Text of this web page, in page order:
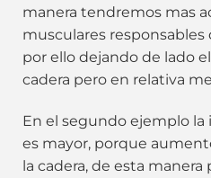
manera tendremos mas
musculares
por ello dejando de lado
cadera pero en relativa
En el segundo ejemplo la
es mayor, porque
la cadera, de esta